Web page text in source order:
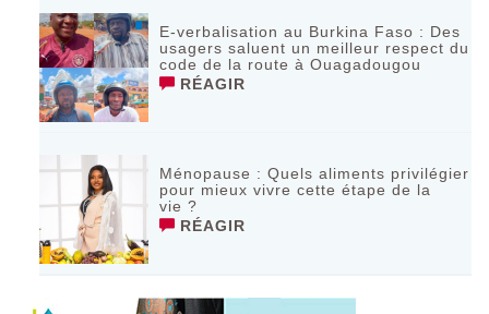
E-verbalisation au Burkina Faso : Des
usagers saluent un meilleur respect du
code de la route à Ouagadougou
RÉAGIR
Ménopause : Quels aliments privilégier
pour mieux vivre cette étape de la
vie ?
RÉAGIR